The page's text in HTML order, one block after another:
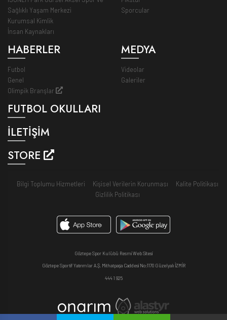
Sağlıklı Yaşam Merkezi
Kurumsal Kimlik
İnsan Kaynakları
Sporcular
HABERLER
Futbol
Genel
Olimpik Branşlar
MEDYA
Videolar
Galeriler
FUTBOL OKULLARI
İLETİŞİM
STORE
Bilgi Toplumu Hizmetleri Kişisel Verilerin Korunması
Kalite Politikası
Gizlilik Politikası
Göztepe Spor Kulübü Resmi Web Sitesi
Göztepe Sportif Yatırımlar A.Ş. Mithatpaşa Caddesi No:1170 Güzelyalı İZMİR
444 1 925